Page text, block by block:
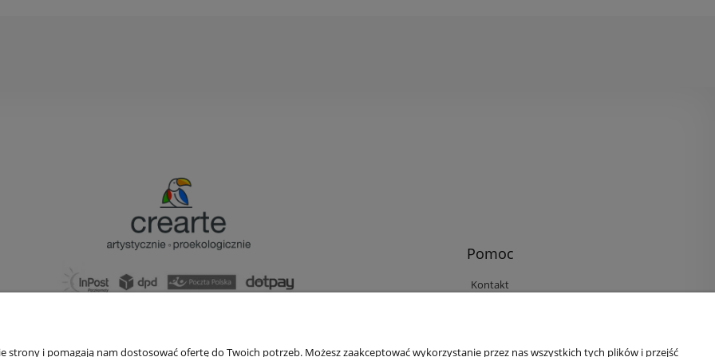
Pomoc
Kontakt
Ustawienia plików cookies
tel.:733 012 789
strony i pomagają nam dostosować ofertę do Twoich potrzeb. Możesz zaakceptować wykorzystanie przez nas wszystkich tych plików i przejść